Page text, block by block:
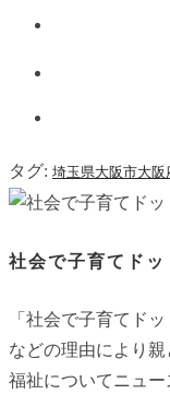
タグ: 埼玉県大阪市大阪
社会で子育てドッ
「社会で子育てド
などの理由により
福祉についてニュー